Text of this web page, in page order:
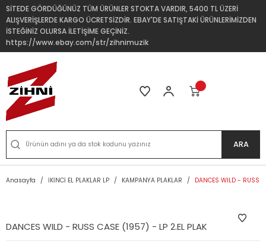
SİTEDE GÖRDÜĞÜNÜZ TÜM ÜRÜNLER STOKTA VARDIR, 5400 TL ÜZERİ
ALIŞVERİŞLERDE KARGO ÜCRETSİZDİR. EBAY'DE SATIŞTAKİ ÜRÜNLERİMİZDEN
İSTEĞİNİZ OLURSA İLETİŞİME GEÇİNİZ.
https://www.ebay.com/str/zihnimuzik
ARA
Anasayfa İKİNCİ EL PLAKLAR LP KAMPANYA PLAKLAR DANCES WILD - RUSS
DANCES WILD - RUSS CASE (1957) - LP 2.EL PLAK